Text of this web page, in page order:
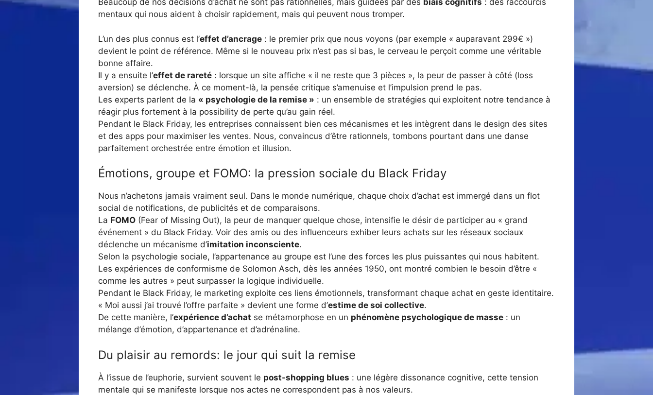
Beaucoup de nos décisions d’achat ne sont pas rationnelles, mais guidées par des biais cognitifs : des raccourcis
mentaux qui nous aident à choisir rapidement, mais qui peuvent nous tromper.
L’un des plus connus est l’effet d’ancrage : le premier prix que nous voyons (par exemple « auparavant 299€ »)
devient le point de référence. Même si le nouveau prix n’est pas si bas, le cerveau le perçoit comme une véritable
bonne affaire.
Il y a ensuite l’effet de rareté : lorsque un site affiche « il ne reste que 3 pièces », la peur de passer à côté (loss
aversion) se déclenche. À ce moment-là, la pensée critique s’amenuise et l’impulsion prend le pas.
Les experts parlent de la « psychologie de la remise » : un ensemble de stratégies qui exploitent notre tendance à
réagir plus fortement à la possibility de perte qu’au gain réel.
Pendant le Black Friday, les entreprises connaissent bien ces mécanismes et les intègrent dans le design des sites
et des apps pour maximiser les ventes. Nous, convaincus d’être rationnels, tombons pourtant dans une danse
parfaitement orchestrée entre émotion et illusion.
Émotions, groupe et FOMO: la pression sociale du Black Friday
Nous n’achetons jamais vraiment seul. Dans le monde numérique, chaque choix d’achat est immergé dans un flot
social de notifications, de publicités et de comparaisons.
La FOMO (Fear of Missing Out), la peur de manquer quelque chose, intensifie le désir de participer au « grand
événement » du Black Friday. Voir des amis ou des influenceurs exhiber leurs achats sur les réseaux sociaux
déclenche un mécanisme d’imitation inconsciente.
Selon la psychologie sociale, l’appartenance au groupe est l’une des forces les plus puissantes qui nous habitent.
Les expériences de conformisme de Solomon Asch, dès les années 1950, ont montré combien le besoin d’être «
comme les autres » peut surpasser la logique individuelle.
Pendant le Black Friday, le marketing exploite ces liens émotionnels, transformant chaque achat en geste identitaire.
« Moi aussi j’ai trouvé l’offre parfaite » devient une forme d’estime de soi collective.
De cette manière, l’expérience d’achat se métamorphose en un phénomène psychologique de masse : un
mélange d’émotion, d’appartenance et d’adrénaline.
Du plaisir au remords: le jour qui suit la remise
À l’issue de l’euphorie, survient souvent le post-shopping blues : une légère dissonance cognitive, cette tension
mentale qui se manifeste lorsque nos actes ne correspondent pas à nos valeurs.